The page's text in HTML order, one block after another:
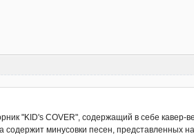
"KID's COVER", содержащий в себе кавер-
содержит минусовки песен, представленных